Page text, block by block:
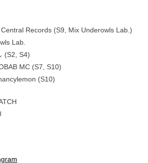
Records (S9, Mix Underowls Lab.)
Lab.
(S2, S4)
MC (S7, S10)
(S10)